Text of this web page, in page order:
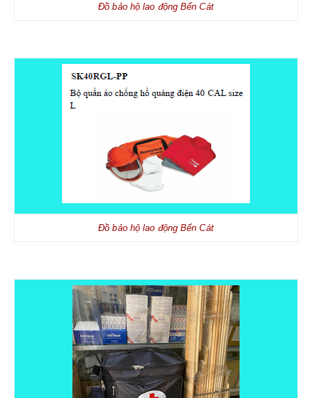
Đồ bảo hộ lao động Bến Cát
Đồ bảo hộ lao động Bến Cát